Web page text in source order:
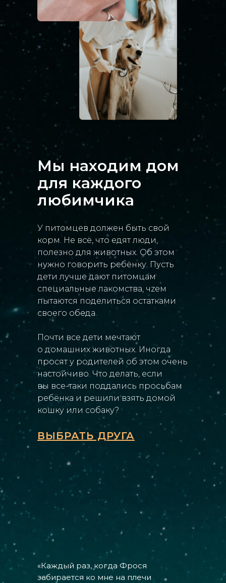
Мы находим дом
для каждого
любимчика
У питомцев должен быть свой
корм. Не всё, что едят люди,
полезно для животных. Об этом
нужно говорить ребёнку. Пусть
дети лучше дают питомцам
специальные лакомства, чzем
пытаются поделиться остатками
своего обеда.
Почти все дети мечтают
о домашних животных. Иногда
просят у родителей об этом очень
настойчиво. Что делать, если
вы все-таки поддались просьбам
ребёнка и решили взять домой
кошку или собаку?
ВЫБРАТЬ ДРУГА
«Каждый раз, когда Фрося
забирается ко мне на плечи